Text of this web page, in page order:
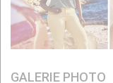
GALERIE PHOTO